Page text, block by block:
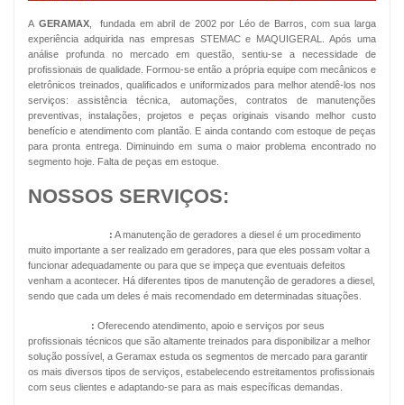
A GERAMAX, fundada em abril de 2002 por Léo de Barros, com sua larga
experiência adquirida nas empresas STEMAC e MAQUIGERAL. Após uma
análise profunda no mercado em questão, sentiu-se a necessidade de
profissionais de qualidade. Formou-se então a própria equipe com mecânicos e
eletrônicos treinados, qualificados e uniformizados para melhor atendê-los nos
serviços: assistência técnica, automações, contratos de manutenções
preventivas, instalações, projetos e peças originais visando melhor custo
benefício e atendimento com plantão. E ainda contando com estoque de peças
para pronta entrega. Diminuindo em suma o maior problema encontrado no
segmento hoje. Falta de peças em estoque.
NOSSOS SERVIÇOS:
: A manutenção de geradores a diesel é um procedimento
muito importante a ser realizado em geradores, para que eles possam voltar a
funcionar adequadamente ou para que se impeça que eventuais defeitos
venham a acontecer. Há diferentes tipos de manutenção de geradores a diesel,
sendo que cada um deles é mais recomendado em determinadas situações.
: Oferecendo atendimento, apoio e serviços por seus
profissionais técnicos que são altamente treinados para disponibilizar a melhor
solução possível, a Geramax estuda os segmentos de mercado para garantir
os mais diversos tipos de serviços, estabelecendo estreitamentos profissionais
com seus clientes e adaptando-se para as mais específicas demandas.